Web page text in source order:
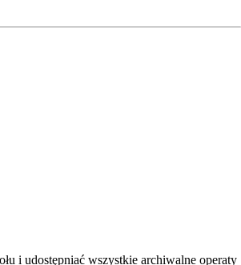
i udostępniać wszystkie archiwalne operaty